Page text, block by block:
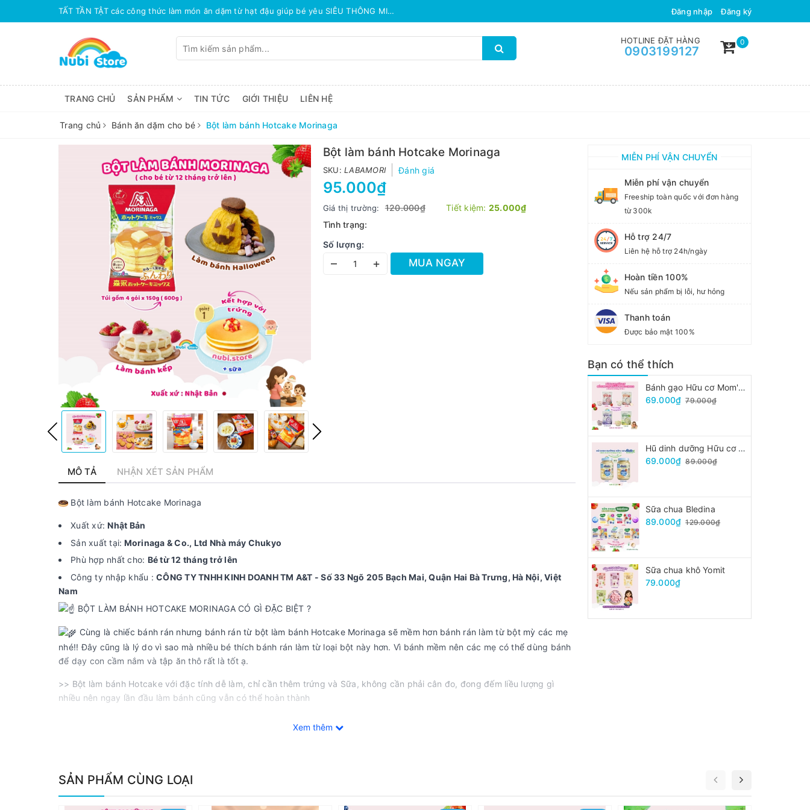
TẤT TẦN TẬT các công thức làm món ăn dặm từ hạt đậu giúp bé yêu SIÊU THÔNG MINH HÀNH TRÌNH
Đăng nhập Đăng ký
0
HOTLINE ĐẶT HÀNG
0903199127
TRANG CHỦ SẢN PHẨM TIN TỨC GIỚI THIỆU LIÊN HỆ
Trang chủ Bánh ăn dặm cho bé Bột làm bánh Hotcake Morinaga
Bột làm bánh Hotcake Morinaga
SKU: LABAMORI Đánh giá
95.000₫
Giá thị trường: 120.000₫ Tiết kiệm: 25.000₫
Tình trạng:
Số lượng:
– + MUA NGAY
MÔ TẢ NHẬN XÉT SẢN PHẨM
Bột làm bánh Hotcake Morinaga
Xuất xứ:Nhật Bản
Sản xuất tại: Morinaga & Co., Ltd Nhà máy Chukyo
Phù hợp nhất cho: Bé từ 12 tháng trở lên
Công ty nhập khẩu : CÔNG TY TNHH KINH DOANH TM A&T - Số 33 Ngõ 205 Bạch Mai, Quận Hai Bà Trưng, Hà Nội, Việt
Nam
BỘT LÀM BÁNH HOTCAKE MORINAGA CÓ GÌ ĐẶC BIỆT ?
Cùng là chiếc bánh rán nhưng bánh rán từ bột làm bánh Hotcake Morinaga sẽ mềm hơn bánh rán làm từ bột mỳ các mẹ
nhé!! Đây cũng là lý do vì sao mà nhiều bé thích bánh rán làm từ loại bột này hơn. Vì bánh mềm nên các mẹ có thể dùng bánh
để dạy con cầm nắm và tập ăn thô rất là tốt ạ.
>> Bột làm bánh Hotcake với đặc tính dễ làm, chỉ cần thêm trứng và Sữa, không cần phải cân đo, đong đếm liều lượng gì
nhiều nên ngay lần đầu làm bánh cũng vẫn có thể hoàn thành
Xem thêm
MIỄN PHÍ VẬN CHUYỂN
Miễn phí vận chuyển
Freeship toàn quốc với đơn hàng
từ 300k
Hỗ trợ 24/7
Liên hệ hỗ trợ 24h/ngày
Hoàn tiền 100%
Nếu sản phẩm bị lỗi, hư hỏng
Thanh toán
Được bảo mật 100%
Bạn có thể thích
Bánh gạo Hữu cơ Mom's Choice
69.000₫ 79.000₫
Hũ dinh dưỡng Hữu cơ Alete
69.000₫ 89.000₫
Sữa chua Bledina
89.000₫ 129.000₫
Sữa chua khô Yomit
79.000₫
SẢN PHẨM CÙNG LOẠI